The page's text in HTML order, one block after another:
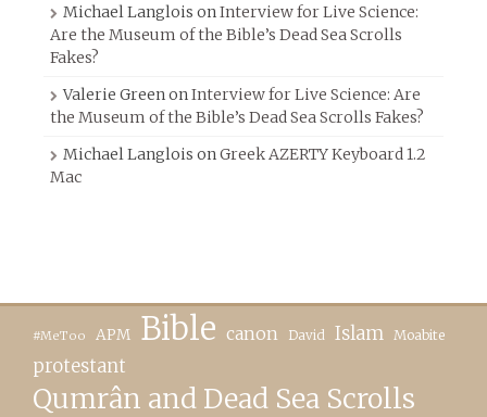
Michael Langlois onInterview for Live Science:
Are the Museum of the Bible’s Dead Sea Scrolls
Fakes?
Valerie GreenonInterview for Live Science: Are
the Museum of the Bible’s Dead Sea Scrolls Fakes?
Michael Langlois onGreek AZERTY Keyboard 1.2
Mac
#MeToo APM Bible canon David Islam Moabite
protestant
Qumrân and Dead Sea Scrolls